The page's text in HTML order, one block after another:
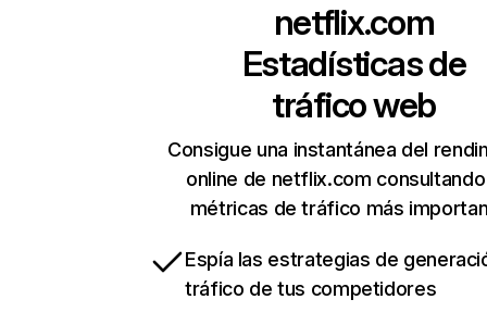
netflix.com
Estadísticas de
tráfico web
Consigue una instantánea del
online de netflix.com
métricas de tráfico más
Espía las estrategias de
tráfico de tus competidores